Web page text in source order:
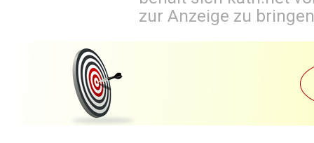
zur Anzeige zu